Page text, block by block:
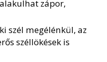
zápor,
szél megélénkül, az
széllökések is